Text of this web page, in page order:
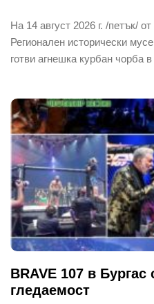
На 14 август 2026 г. /петък/
Регионален исторически
готви агнешка курбан чорба
BRAVE 107 в
гледаемост